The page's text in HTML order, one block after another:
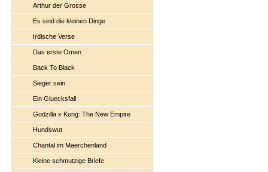
Arthur der Grosse
Es sind die kleinen Dinge
Irdische Verse
Das erste Omen
Back To Black
Sieger sein
Ein Gluecksfall
Godzilla x Kong: The New Empire
Hundswut
Chantal im Maerchenland
Kleine schmutzige Briefe